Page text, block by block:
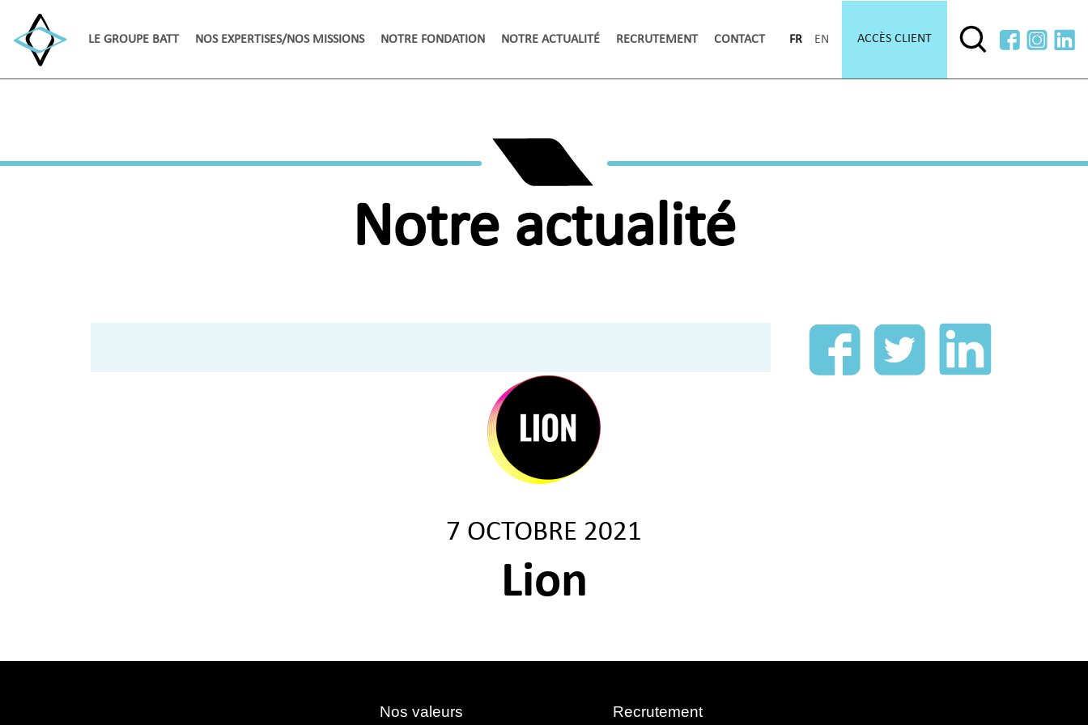
LE GROUPE BATT NOS EXPERTISES/NOS MISSIONS NOTRE FONDATION NOTRE ACTUALITÉ RECRUTEMENT CONTACT FR EN ACCÈS CLIENT
Notre actualité
7 OCTOBRE 2021
Lion
Nos valeurs Recrutement